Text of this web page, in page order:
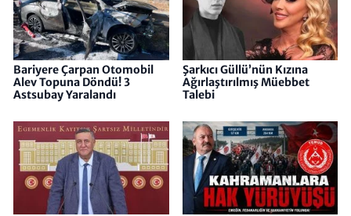
Bariyere Çarpan Otomobil
Alev Topuna Döndü! 3
Astsubay Yaralandı
Şarkıcı Güllü’nün Kızına
Ağırlaştırılmış Müebbet
Talebi